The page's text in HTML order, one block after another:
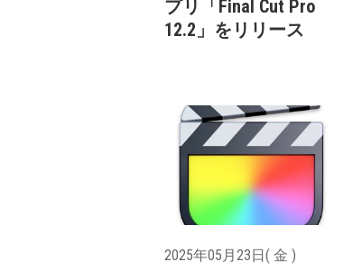
プリ「Final Cut Pro
12.2」をリリース
2025年05月23日( 金 )